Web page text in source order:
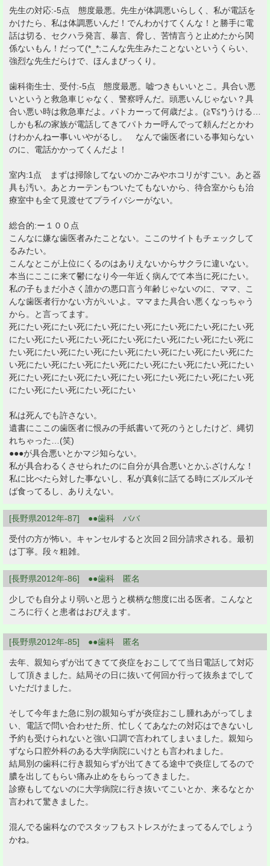
先生の対応:-5点 態度最悪。先生が体調悪いらしく、私が電話を
かけたら、私は体調悪いんだ！でんわかけてくんな！と勝手に電
話は切る、セクハラ発言、暴言、脅し、苦情言うと止めたから関
係ないもん！だって(*_*;こんな先生みたことないというくらい、
強烈な先生だらけで、ほんまびっくり。
歯科衛生士、受付:-5点 態度最悪。嘘つきもいいとこ。具合い悪
いというと救急車じゃなく、警察呼んだ。頭悪いんじゃない？具
合い悪い時は救急車だよ。パトカーって何歳だよ。(≧∇≦*)うける…
しかも私の家族が電話してきてパトカー呼んでって頼んだとかわ
けわかんねー事いいやがるし。 なんで歯医者にいる事知らない
のに、電話かかってくんだよ！
室内:1点 まずは掃除してないのかごみやホコリがすごい。あと器
具も汚い。あとカーテンもついたてもないから、待合室からも治
療室中も全て見渡せてプライバシーがない。
総合的:ー１００点
こんなに嫌な歯医者みたことない。ここのサイトもチェックして
るみたい。
こんなとこが上位にくるのはありえないからサクラに違いない。
本当にここに来て鬱になり今一年近く病んでて本当に死にたい。
私の子もまだ小さく誰かの悪口言う年齢じゃないのに、ママ、こ
んな歯医者行かない方がいいよ。ママまた具合い悪くなっちゃう
から。と言ってます。
死にたい死にたい死にたい死にたい死にたい死にたい死にたい死
にたい死にたい死にたい死にたい死にたい死にたい死にたい死に
たい死にたい死にたい死にたい死にたい死にたい死にたい死にた
い死にたい死にたい死にたい死にたい死にたい死にたい死にたい
死にたい死にたい死にたい死にたい死にたい死にたい死にたい死
にたい死にたい死にたい死にたい
私は死んでも許さない。
遺書にここの歯医者に恨みの手紙書いて死のうとしたけど、縄切
れちゃった…(笑)
●●●が具合悪いとかマジ知らない。
私が具合わるくさせられたのに自分が具合悪いとかふざけんな！
私に比べたら対した事ないし、私が真剣に話てる時にズルズルそ
ば食ってるし、ありえない。
[長野県2012年-87] ●●歯科 ババ
受付の方が怖い。キャンセルすると次回２回分請求される。最初
は丁寧。段々粗雑。
[長野県2012年-86] ●●歯科 匿名
少しでも自分より弱いと思うと横柄な態度に出る医者。こんなと
ころに行くと患者はおびえます。
[長野県2012年-85] ●●歯科 匿名
去年、親知らずが出てきてて炎症をおこしてて当日電話して対応
して頂きました。結局その日に抜いて何回か行って抜糸までして
いただけました。
そして今年また急に別の親知らずが炎症おこし腫れあがってしま
い、電話で問い合わせた所、忙しくてあなたの対応はできないし
予約も受けられないと強い口調で言われてしまいました。親知ら
ずなら口腔外科のある大学病院にいけとも言われました。
結局別の歯科に行き親知らずが出てきてる途中で炎症してるので
膿を出してもらい痛み止めをもらってきました。
診療もしてないのに大学病院に行き抜いてこいとか、来るなとか
言われて驚きました。
混んでる歯科なのでスタッフもストレスがたまってるんでしょう
かね。